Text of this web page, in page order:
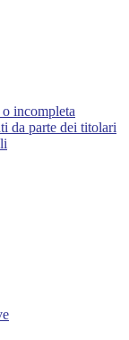
incompleta
da parte dei titolari